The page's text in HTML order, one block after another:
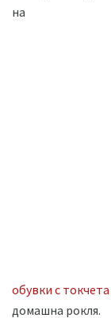
на
обувки с токчета
домашна рокля.